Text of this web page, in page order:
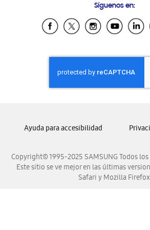
Samsung Ecuador
Samsung El Salvador
Samsung Honduras
Samsung Nicaragua
Samsung Panamá
Samsung Venezuela
Síguenos en:
Copyright© 1995-2025 SAMSUNG Todos
Este sitio se ve mejor en las últimas
Safari y Mozilla
Ayuda para accesibilidad